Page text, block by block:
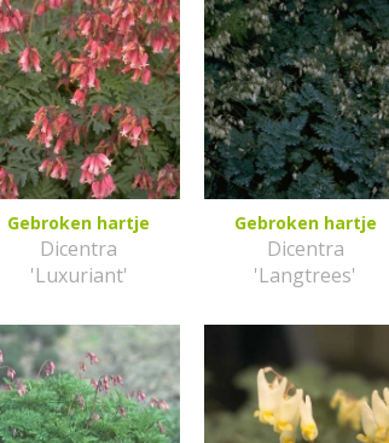
Gebroken hartje
Dicentra
'Luxuriant'
Gebroken hartje
Dicentra
'Langtrees'